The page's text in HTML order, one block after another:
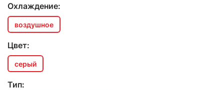
Охлаждение:
воздушное
Цвет:
серый
Тип: